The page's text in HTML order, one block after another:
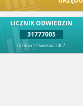
LICZNIK ODWIEDZIN
31777005
Od dnia 12 kwietnia 2007